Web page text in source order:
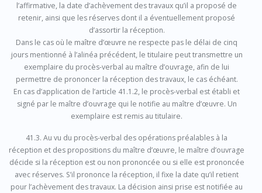
l’affirmative, la date d’achèvement des travaux qu’il a proposé de
retenir, ainsi que les réserves dont il a éventuellement proposé
d’assortir la réception.
Dans le cas où le maître d’œuvre ne respecte pas le délai de cinq
jours mentionné à l’alinéa précédent, le titulaire peut transmettre un
exemplaire du procès-verbal au maître d’ouvrage, afin de lui
permettre de prononcer la réception des travaux, le cas échéant.
En cas d’application de l’article 41.1.2, le procès-verbal est établi et
signé par le maître d’ouvrage qui le notifie au maître d’œuvre. Un
exemplaire est remis au titulaire.
41.3. Au vu du procès-verbal des opérations préalables à la
réception et des propositions du maître d’œuvre, le maître d’ouvrage
décide si la réception est ou non prononcée ou si elle est prononcée
avec réserves. S’il prononce la réception, il fixe la date qu’il retient
pour l’achèvement des travaux. La décision ainsi prise est notifiée au